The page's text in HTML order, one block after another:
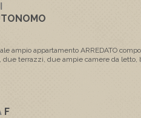
ampio appartamento ARREDATO
due terrazzi, due ampie camere da letto,
F